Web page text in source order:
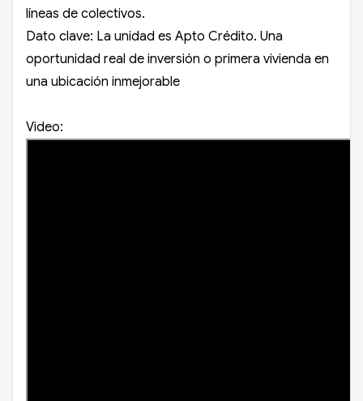
líneas de colectivos.
Dato clave: La unidad es Apto Crédito. Una
oportunidad real de inversión o primera vivienda en
una ubicación inmejorable
Video: